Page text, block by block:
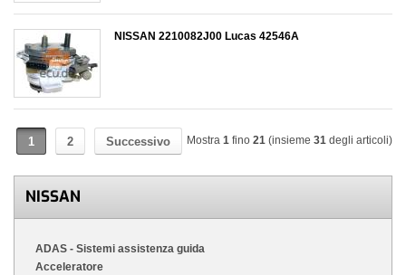
NISSAN 2210082J00 Lucas 42546A
1 2 Successivo Mostra 1 fino 21 (insieme 31 degli articoli)
NISSAN
ADAS - Sistemi assistenza guida
Acceleratore